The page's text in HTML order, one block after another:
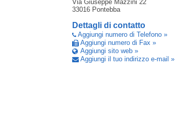
Via Giuseppe Mazzini 22
33016 Pontebba
Dettagli di contatto
Aggiungi numero di Telefono »
Aggiungi numero di Fax »
Aggiungi sito web »
Aggiungi il tuo indirizzo e-mail »